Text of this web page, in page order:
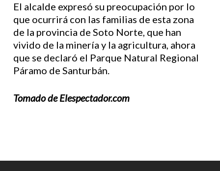
El alcalde expresó su preocupación por lo
que ocurrirá con las familias de esta zona
de la provincia de Soto Norte, que han
vivido de la minería y la agricultura, ahora
que se declaró el Parque Natural Regional
Páramo de Santurbán.
Tomado de Elespectador.com